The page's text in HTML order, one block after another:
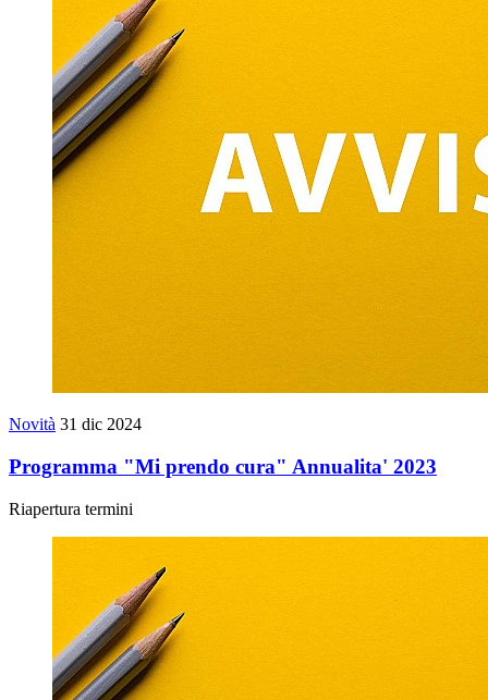
Novità 31 dic 2024
Programma "Mi prendo cura" Annualita' 2023
Riapertura termini